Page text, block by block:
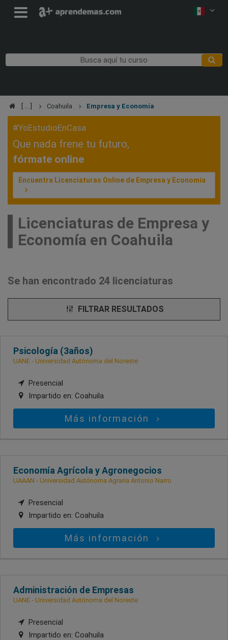
Coahuila Empresa y Economía
#YoEstudioEnCasa
Que nada frene tu futuro,
fórmate online
Encuentra Licenciaturas Online de Empresa y Economía
Licenciaturas de Empresa y
Economía en Coahuila
Se han encontrado 24 licenciaturas
FILTRAR RESULTADOS
Psicología (3años)
UANE - Universidad Autónoma del Noreste
Presencial
Impartido en: Coahuila
Más información
Economía Agrícola y Agronegocios
UAAAN - Universidad Autónoma Agraria Antonio Narro
Presencial
Impartido en: Coahuila
Más información
Administración de Empresas
UANE - Universidad Autónoma del Noreste
Presencial
Impartido en: Coahuila